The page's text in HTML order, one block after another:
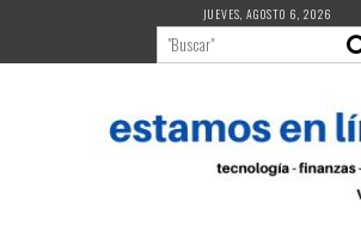
contenido
JUEVES, AGOSTO 6, 2026